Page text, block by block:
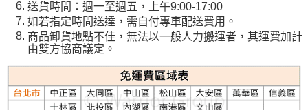
送貨時間：週一至週五，上午9:00-17:00
如若指定時間送達，需自付專車配送費用。
商品卸貨地點不佳，無法以一般人力搬運者，其運費加計
由雙方協商議定。